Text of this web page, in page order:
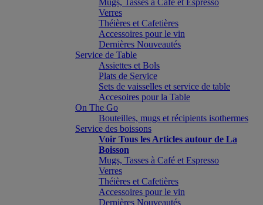
Mugs, Tasses à Café et Espresso
Verres
Théières et Cafetières
Accessoires pour le vin
Dernières Nouveautés
Service de Table
Assiettes et Bols
Plats de Service
Sets de vaisselles et service de table
Accesoires pour la Table
On The Go
Bouteilles, mugs et récipients isothermes
Service des boissons
Voir Tous les Articles autour de La
Boisson
Mugs, Tasses à Café et Espresso
Verres
Théières et Cafetières
Accessoires pour le vin
Dernières Nouveautés